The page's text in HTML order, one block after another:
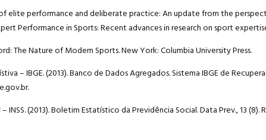
of elite performance and deliberate practice: An update from the
Performance in Sports: Recent advances in research on sport
The Nature of Modern Sports. New York: Columbia University Press.
– IBGE. (2013). Banco de Dados Agregados. Sistema IBGE de
(2013). Boletim Estatístico da Previdência Social. Data Prev., 13